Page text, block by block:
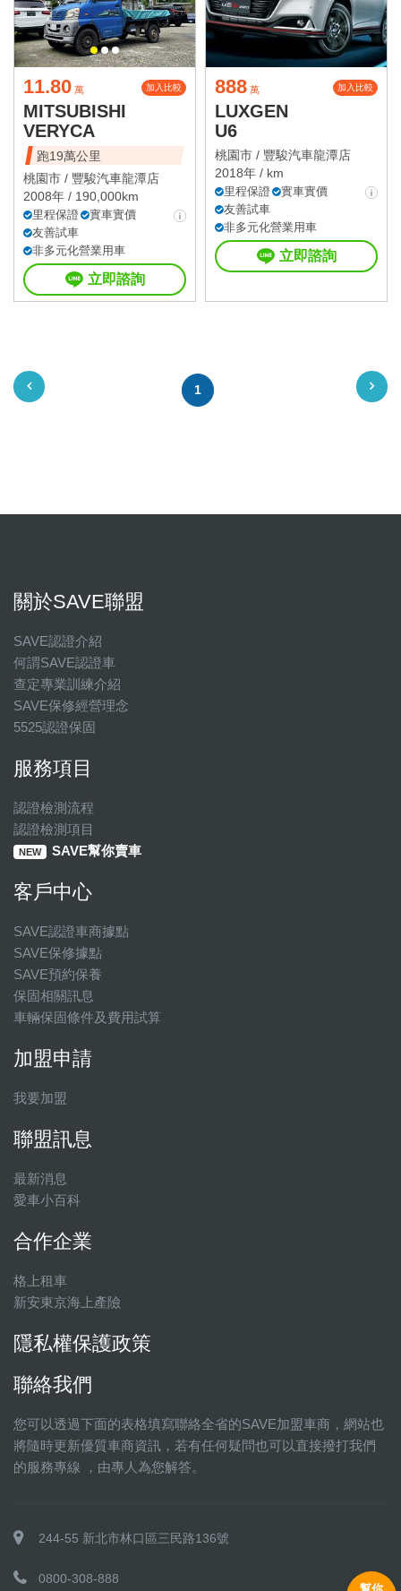
11.80 萬 加入比較
MITSUBISHI
VERYCA
跑19萬公里
桃園市 / 豐駿汽車龍潭店
2008年 / 190,000km
里程保證
實車實價
友善試車
非多元化營業用車
立即諮詢
888 萬 加入比較
LUXGEN
U6
桃園市 / 豐駿汽車龍潭店
2018年 / km
里程保證
實車實價
友善試車
非多元化營業用車
立即諮詢
1
關於SAVE聯盟
SAVE認證介紹
何謂SAVE認證車
查定專業訓練介紹
SAVE保修經營理念
5525認證保固
服務項目
認證檢測流程
認證檢測項目
NEW SAVE幫你賣車
客戶中心
SAVE認證車商據點
SAVE保修據點
SAVE預約保養
保固相關訊息
車輛保固條件及費用試算
加盟申請
我要加盟
聯盟訊息
最新消息
愛車小百科
合作企業
格上租車
新安東京海上產險
隱私權保護政策
聯絡我們
您可以透過下面的表格填寫聯絡全省的SAVE加盟車商，網站也
將隨時更新優質車商資訊，若有任何疑問也可以直接撥打我們
的服務專線 ，由專人為您解答。
244-55 新北市林口區三民路136號
0800-308-888